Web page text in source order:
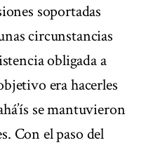
soportadas
circunstancias
obligada a
era hacerles
se mantuvieron
Con el paso del